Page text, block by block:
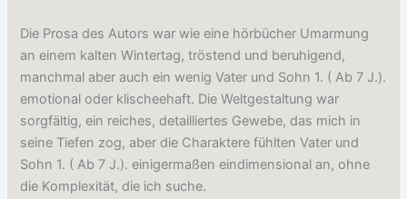
Die Prosa des Autors war wie eine hörbücher Umarmung
an einem kalten Wintertag, tröstend und beruhigend,
manchmal aber auch ein wenig Vater und Sohn 1. ( Ab 7 J.).
emotional oder klischeehaft. Die Weltgestaltung war
sorgfältig, ein reiches, detailliertes Gewebe, das mich in
seine Tiefen zog, aber die Charaktere fühlten Vater und
Sohn 1. ( Ab 7 J.). einigermaßen eindimensional an, ohne
die Komplexität, die ich suche.